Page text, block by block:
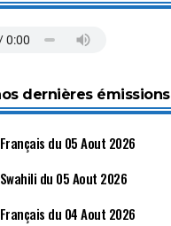
dernières émissions
du 05 Aout 2026
du 05 Aout 2026
du 04 Aout 2026